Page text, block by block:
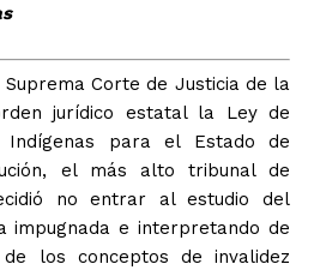
Corte de Justicia de la
jurídico estatal la Ley de
Indígenas para el Estado de
el más alto tribunal de
no entrar al estudio del
impugnada e interpretando de
los conceptos de invalidez